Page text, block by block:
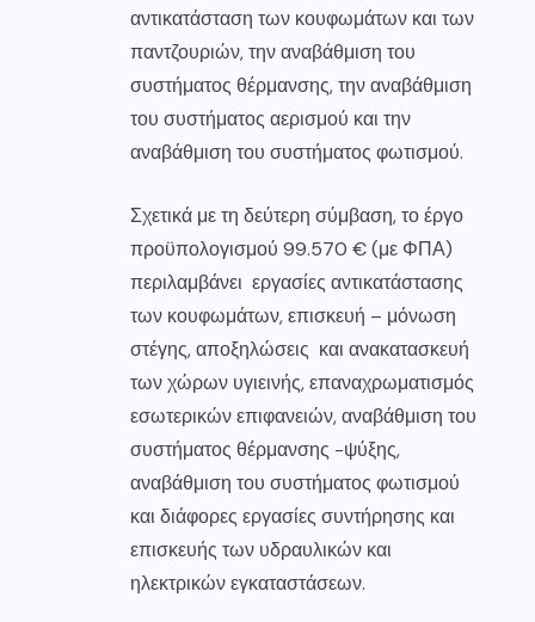
αντικατάσταση των κουφωμάτων και των
παντζουριών, την αναβάθμιση του
συστήματος θέρμανσης, την αναβάθμιση
του συστήματος αερισμού και την
αναβάθμιση του συστήματος φωτισμού.
Σχετικά με τη δεύτερη σύμβαση, το έργο
προϋπολογισμού 99.570 € (με ΦΠΑ)
περιλαμβάνει εργασίες αντικατάστασης
των κουφωμάτων, επισκευή – μόνωση
στέγης, αποξηλώσεις και ανακατασκευή
των χώρων υγιεινής, επαναχρωματισμός
εσωτερικών επιφανειών, αναβάθμιση του
συστήματος θέρμανσης -ψύξης,
αναβάθμιση του συστήματος φωτισμού
και διάφορες εργασίες συντήρησης και
επισκευής των υδραυλικών και
ηλεκτρικών εγκαταστάσεων.